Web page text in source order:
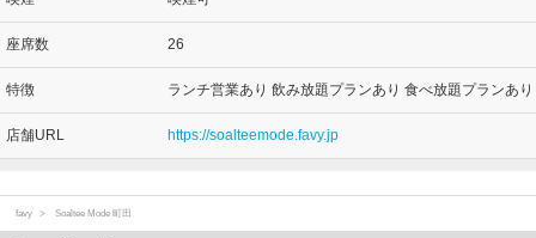
座席数 26
特徴 ランチ営業あり 飲み放題プランあり 食べ放題プランあり
店舗URL https://soalteemode.favy.jp
favy Soaltee Mode 町田